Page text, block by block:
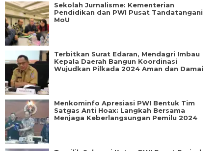
Sekolah Jurnalisme: Kementerian
Pendidikan dan PWI Pusat Tandatangani
MoU
Terbitkan Surat Edaran, Mendagri Imbau
Kepala Daerah Bangun Koordinasi
Wujudkan Pilkada 2024 Aman dan Damai
Menkominfo Apresiasi PWI Bentuk Tim
Satgas Anti Hoax: Langkah Bersama
Menjaga Keberlangsungan Pemilu 2024